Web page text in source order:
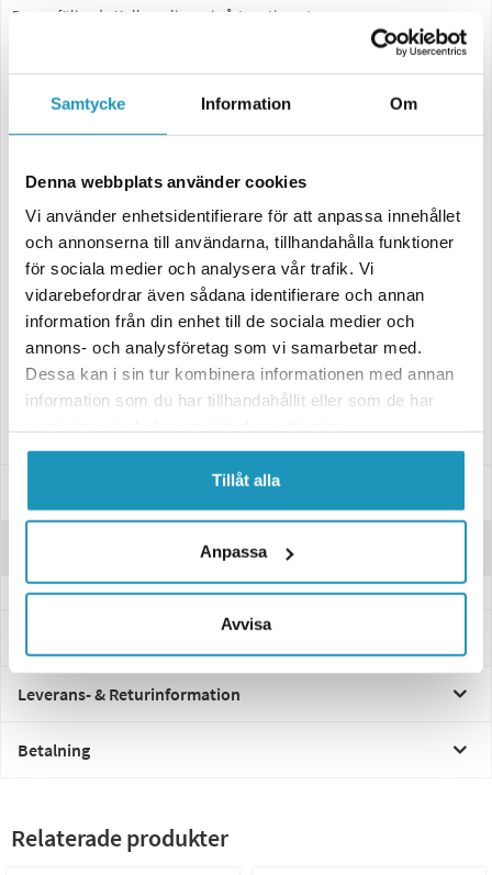
Samtycke Information Om
Denna webbplats använder cookies
Vi använder enhetsidentifierare för att anpassa innehållet
och annonserna till användarna, tillhandahålla funktioner
för sociala medier och analysera vår trafik. Vi
vidarebefordrar även sådana identifierare och annan
information från din enhet till de sociala medier och
annons- och analysföretag som vi samarbetar med.
Dessa kan i sin tur kombinera informationen med annan
information som du har tillhandahållit eller som de har
Tillåt alla
Anpassa
Avvisa
Passar följande Kulkopplingar i vårt sortiment
13611
8973
9347
7587
7588
9122
9121
8481
6265
13612
9124
9123
Leverans- & Returinformation
Betalning
Relaterade produkter